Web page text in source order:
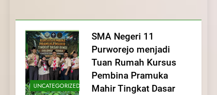
dan Pengabdian Generasi
Pramuka
Pramuka
Kepedulian
UNCATEGORIZED
SMA Negeri 11
Purworejo menjadi
Tuan Rumah Kursus
Pembina Pramuka
Mahir Tingkat Dasar